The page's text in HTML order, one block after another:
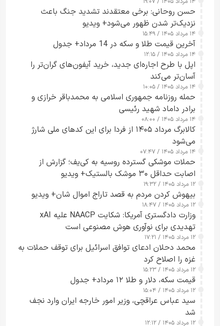
حسن روحانی: برخی معتقدند تشدید جنگ باعث
نزدیک‌تر شدن ظهور می‌شود+ ویدیو
۱۴ مرداد ۱۴۰۵ / ۱۵:۴۹
آخرین قیمت طلا و سکه در 14 مرداد+ جدول
۱۴ مرداد ۱۴۰۵ / ۱۲:۱۵
اپل با طرح اجاره‌ای جدید، خرید آیفون‌های گران‌تر را
آسان‌تر می‌کند
۱۴ مرداد ۱۴۰۵ / ۱۰:۰۵
حمله روزنامه جمهوری اسلامی به محمدباقر خرازی و
برادر داماد شهید رئیسی
۱۴ مرداد ۱۴۰۵ / ۰۸:۰۰
کالابرگ مرداد ۱۴۰۵ از فردا برای این کدهای ملی شارژ
می‌شود
۱۴ مرداد ۱۴۰۵ / ۰۷:۴۷
حملات موشکی گسترده روسیه به کی‌یف؛ گزارش از
اصابت حداقل ۳۰ موشک بالستیک+ ویدیو
۱۲ مرداد ۱۴۰۵ / ۱۹:۳۲
بیهوش کردن مردم به قصد تاراج اموال شان+ ویدیو
۱۲ مرداد ۱۴۰۵ / ۱۸:۴۷
وزارت دادگستری آمریکا: شکایت NAACP علیه xAI
تهدیدی برای نوآوری هوش مصنوعی است
۱۲ مرداد ۱۴۰۵ / ۱۷:۲۱
محمد دحلان ادعای توافق اسرائیل برای توقف حملات به
غزه را اصلاح کرد
۱۲ مرداد ۱۴۰۵ / ۱۵:۲۳
قیمت سکه، دلار و طلا ۱۲ مرداد+ جدول
۱۲ مرداد ۱۴۰۵ / ۱۵:۰۴
سید عباس عراقچی، وزیر امور خارجه ایران وارد نجف
شد
۱۲ مرداد ۱۴۰۵ / ۱۲:۱۲